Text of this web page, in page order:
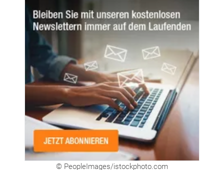
© PeopleImages/istockphoto.com